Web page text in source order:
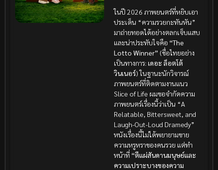
ในปี 2026 ภาพยนตร์ที่หยิบเอา
ประเด็น “ความรวยกะทันหัน”
มาถ่ายทอดได้อย่างตลกเจ็บแสบ
และน่าประทับใจคือ “The
Lotto Winner” (ชื่อไทยอย่าง
เป็นทางการ: เดอะ ล็อตโต้
วินเนอร์) ในฐานะนักวิจารณ์
ภาพยนตร์ที่ติดตามงานแนว
Slice of Life ผมขอจำกัดความ
ภาพยนตร์เรื่องนี้ว่าเป็น “A
Relatable, Bittersweet, and
Laugh-Out-Loud Dramedy”
หนังเรื่องนี้ไม่ได้พยายามขาย
ความหรูหราของคนรวย แต่ทำ
หน้าที่ “ตีแผ่สันดานมนุษย์และ
ความเปราะบางของความ